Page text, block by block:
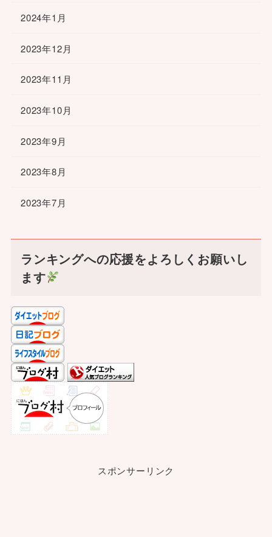
2024年1月
2023年12月
2023年11月
2023年10月
2023年9月
2023年8月
2023年7月
ランキングへの応援をよろしくお願いし
ます
スポンサーリンク